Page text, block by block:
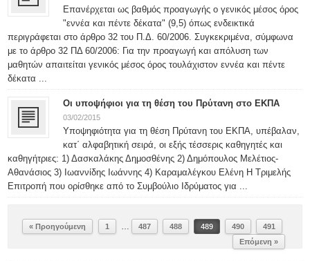
Επανέρχεται ως βαθμός προαγωγής ο γενικός μέσος όρος
"εννέα και πέντε δέκατα" (9,5) όπως ενδεικτικά
περιγράφεται στο άρθρο 32 του Π.Δ. 60/2006. Συγκεκριμένα, σύμφωνα
με το άρθρο 32 ΠΔ 60/2006: Για την προαγωγή και απόλυση των
μαθητών απαιτείται γενικός μέσος όρος τουλάχιστον εννέα και πέντε
δέκατα ...
Οι υποψήφιοι για τη θέση του Πρύτανη στο ΕΚΠΑ
03/02/2015
Yποψηφιότητα για τη θέση Πρύτανη του ΕΚΠΑ, υπέβαλαν,
κατ΄ αλφαβητική σειρά, οι εξής τέσσερις καθηγητές και
καθηγήτριες: 1) Δασκαλάκης Δημοσθένης 2) Δημόπουλος Μελέτιος-
Αθανάσιος 3) Ιωαννίδης Ιωάννης 4) Καραμαλέγκου Ελένη Η Τριμελής
Επιτροπή που ορίσθηκε από το Συμβούλιο Ιδρύματος για ...
« Προηγούμενη 1 487 488 489 490
491
Επόμενη »